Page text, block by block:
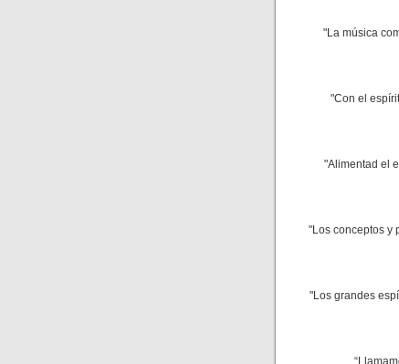
"La música
"Con el
"Alimentad el
"Los conceptos y
"Los grandes